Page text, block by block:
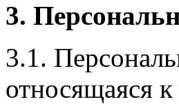
3.
3.1.
относящаяся